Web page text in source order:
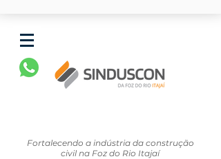
Fortalecendo a indústria da construção
civil na Foz do Rio Itajaí